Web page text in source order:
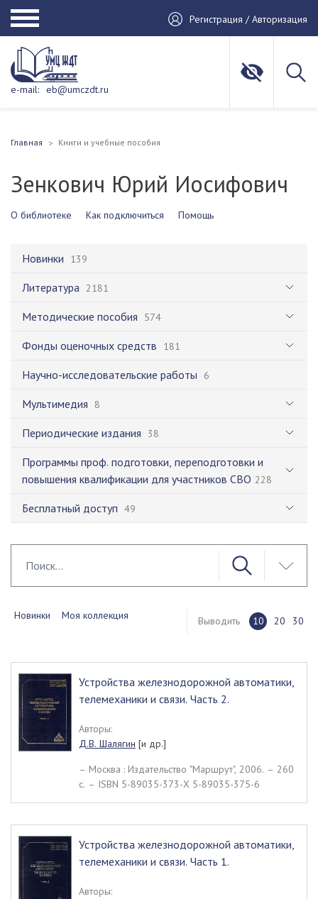
Регистрация / Авторизация
e-mail: eb@umczdt.ru
Главная Книги и учебные пособия
Зенкович Юрий Иосифович
О библиотеке Как подключиться Помощь
Новинки 139
Литература 2181
Методические пособия 574
Фонды оценочных средств 181
Научно-исследовательские работы 6
Мультимедия 8
Периодические издания 38
Программы проф. подготовки, переподготовки и
повышения квалификации для участников СВО 228
Бесплатный доступ 49
Новинки Моя коллекция Выводить 10 20 30
Устройства железнодорожной автоматики,
телемеханики и связи. Часть 2.
Авторы:
Д.В. Шалягин [и др.]
– Москва : Издательство "Маршрут", 2006. – 260
c. – ISBN 5-89035-373-Х 5-89035-375-6
Устройства железнодорожной автоматики,
телемеханики и связи. Часть 1.
Авторы: